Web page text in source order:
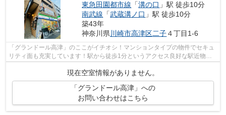
東急田園都市線 「溝の口 」駅 徒歩10分
南武線 「武蔵溝ノ口 」駅 徒歩10分
築43年
神奈川県川崎市高津区二子４丁目1-6
「グランドール高津」のここがイチオシ！マンションタイプの物件でセキュ
リティ面も充実しています！駅から徒歩1分というアクセス良好な駅近物件
現在空室情報がありません。
「グランドール高津」への
お問い合わせはこちら